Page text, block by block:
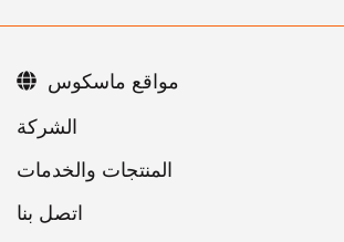
اتصل بنا
مواقع ماسكوس